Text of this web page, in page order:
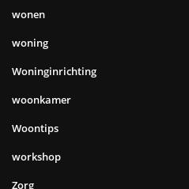
wonen
woning
Woninginrichting
woonkamer
Woontips
workshop
Zorg